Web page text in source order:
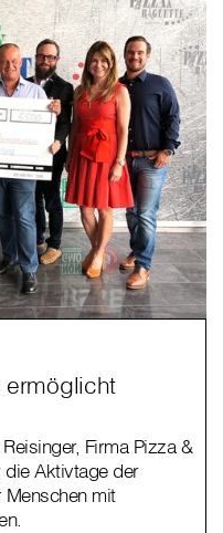
ermöglicht
Firma Pizza &
die Aktivtage der
mit